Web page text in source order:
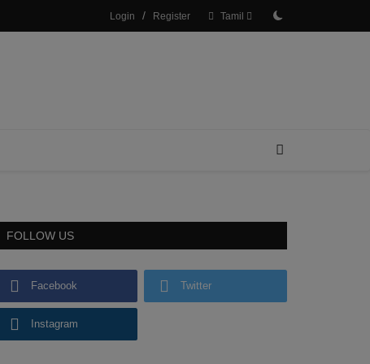
Login / Register Tamil
FOLLOW US
Facebook Twitter
Instagram